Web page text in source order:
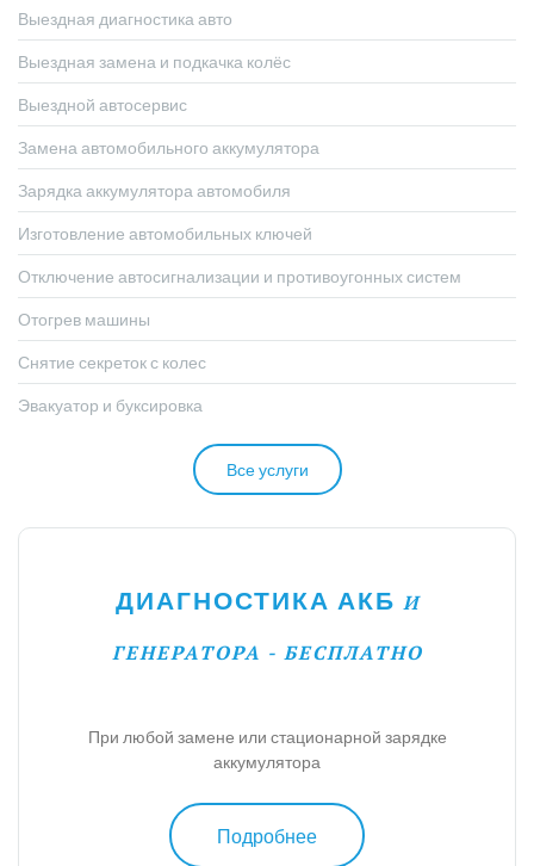
Выездная диагностика авто
Выездная замена и подкачка колёс
Выездной автосервис
Замена автомобильного аккумулятора
Зарядка аккумулятора автомобиля
Изготовление автомобильных ключей
Отключение автосигнализации и противоугонных систем
Отогрев машины
Снятие секреток с колес
Эвакуатор и буксировка
Все услуги
ДИАГНОСТИКА АКБ И
ГЕНЕРАТОРА - БЕСПЛАТНО
При любой замене или стационарной зарядке
аккумулятора
Подробнее